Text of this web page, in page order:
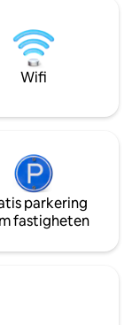
dining & Chico
Yellowstone
Bozeman
skidåkning!
Wifi
parkering
fastigheten